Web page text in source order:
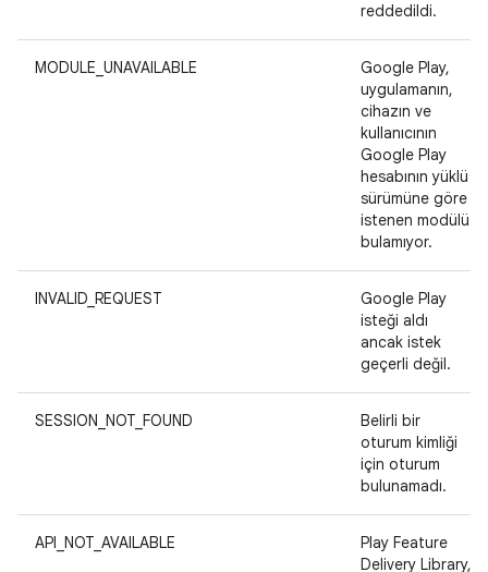
reddedildi.
MODULE_UNAVAILABLE
Google Play,
uygulamanın,
cihazın ve
kullanıcının
Google Play
hesabının yüklü
sürümüne göre
istenen modülü
bulamıyor.
INVALID_REQUEST
Google Play
isteği aldı
ancak istek
geçerli değil.
SESSION_NOT_FOUND
Belirli bir
oturum kimliği
için oturum
bulunamadı.
API_NOT_AVAILABLE
Play Feature
Delivery Library,